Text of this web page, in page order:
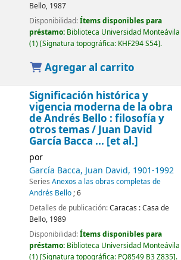
Bello, 1987
Disponibilidad:Ítems disponibles para
préstamo: Biblioteca Universidad Monteávila
(1) Signatura topográfica: KHF294 S54 .
Agregar al carrito
Significación histórica y
vigencia moderna de la obra
de Andrés Bello : filosofía y
otros temas /Juan David
García Bacca ... [et al.]
por
García Bacca, Juan David, 1901-1992
Series Anexos a las obras completas de
Andrés Bello; 6
Detalles de publicación:Caracas :Casa de
Bello, 1989
Disponibilidad:Ítems disponibles para
préstamo: Biblioteca Universidad Monteávila
(1) Signatura topográfica: PQ8549 B3 Z835 .